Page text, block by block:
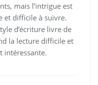
mais l’intrigue est
et difficile à suivre.
d’écriture livre de
la lecture difficile et
intéressante.